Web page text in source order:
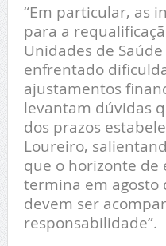
“Em particular, as
para a
Unidades de
enfrentado
ajustamentos
levantam dúvidas
dos prazos
Loureiro,
que o horizonte de
termina em agosto
devem ser
responsabilidade”.